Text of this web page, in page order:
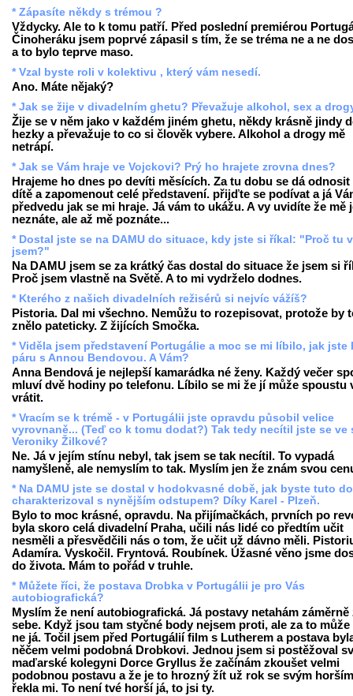
* Zápasíte někdy s trémou ?
Vždycky. Ale to k tomu patří. Před poslední premiérou
Činoheráku jsem poprvé zápasil s tím, že se tréma ne a ne
a to bylo teprve maso.
* Vzal byste roli v kolektivu , který vám nesedí.
Ano. Máte nějaký?
* Jak se žije v divadelním ghetu? Převažuje alkohol, sex a
Žije se v něm jako v každém jiném ghetu, někdy krásně jindy
hezky a převažuje to co si člověk vybere. Alkohol a drogy mě
netrápí.
* Jak se Vám hraje ve Vojckovi? Prý ho hrajete zrovna dnes?
Hrajeme ho dnes po devíti měsících. Za tu dobu se dá odnosit
dítě a zapomenout celé představení. přijďte se podívat a já
předvedu jak se mi hraje. Já vám to ukážu. A vy uvidíte že mě
neznáte, ale až mě poznáte...
* Dostal jste se na DAMU do situace, kdy jste si říkal: "Proč tu
jsem?"
Na DAMU jsem se za krátký čas dostal do situace že jsem si
Proč jsem vlastně na Světě. A to mi vydrželo dodnes.
* Kterého z našich divadelních režisérů si nejvíc vážíš?
Pistoria. Dal mi všechno. Nemůžu to rozepisovat, protože by
znělo pateticky. Z žijících Smočka.
* Viděla jsem představení Portugálie a moc se mi líbilo, jak jste
páru s Annou Bendovou. A Vám?
Anna Bendová je nejlepší kamarádka né ženy. Každý večer
mluví dvě hodiny po telefonu. Líbilo se mi že jí může spoustu
vrátit.
* Vracím se k trémě - v Portugálii jste opravdu působil velice
vyrovnaně... (Teď co k tomu dodat?) Tak tedy necítil jste se ve
Veroniky Žilkové?
Ne. Já v jejím stínu nebyl, tak jsem se tak necítil. To vypadá
namyšleně, ale nemyslím to tak. Myslím jen že znám svou
* Na DAMU jste se dostal v hodokvasné době, jak byste tuto
charakterizoval s nynějším odstupem? Díky Karel - Plzeň.
Bylo to moc krásné, opravdu. Na přijímačkách, prvních po
byla skoro celá divadelní Praha, učili nás lidé co předtím učit
nesměli a přesvědčili nás o tom, že učit už dávno měli.
Adamíra. Vyskočil. Fryntová. Roubínek. Úžasné věno jsme
do života. Mám to pořád v truhle.
* Můžete říci, že postava Drobka v Portugálii je pro Vás
autobiografická?
Myslím že není autobiografická. Já postavy netahám záměrně
sebe. Když jsou tam styčné body nejsem proti, ale za to může
ne já. Točil jsem před Portugálií film s Lutherem a postava
něčem velmi podobná Drobkovi. Jednou jsem si postěžoval
maďarské kolegyni Dorce Gryllus že začínám zkoušet velmi
podobnou postavu a že je to hrozný žít už rok se svým
řekla mi. To není tvé horší já, to jsi ty.